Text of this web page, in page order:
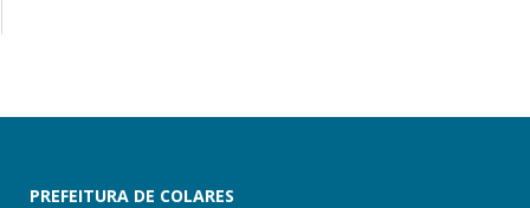
PREFEITURA DE COLARES